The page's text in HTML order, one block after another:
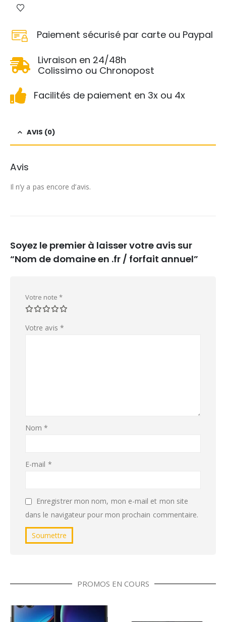
Paiement sécurisé par carte ou Paypal
Livraison en 24/48h
Colissimo ou Chronopost
Facilités de paiement en 3x ou 4x
AVIS (0)
Avis
Il n’y a pas encore d’avis.
Soyez le premier à laisser votre avis sur
“Nom de domaine en .fr / forfait annuel”
Votre note *
Votre avis *
Nom*
E-mail *
Enregistrer mon nom, mon e-mail et mon site
dans le navigateur pour mon prochain commentaire.
PROMOS EN COURS